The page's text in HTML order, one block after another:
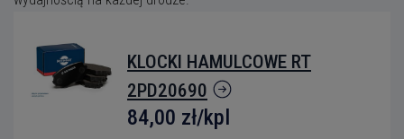
KLOCKI HAMULCOWE RT
2PD20690
84,00 zł/kpl